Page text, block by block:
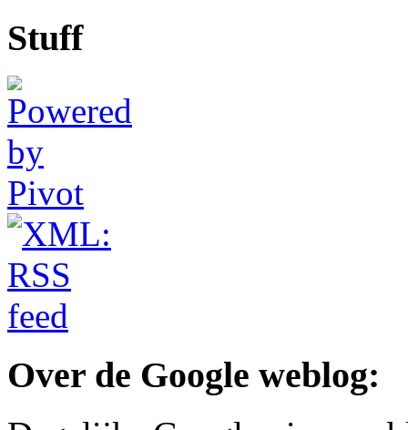
Stuff
Over de Google weblog: